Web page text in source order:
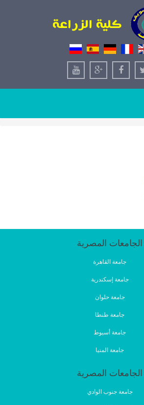
الجامعات المصرية
جامعة القاهرة
جامعة إسكندرية
جامعة حلوان
جامعة طنطا
جامعة أسيوط
جامعة المنيا
الجامعات المصرية
جامعة جنوب الوادي